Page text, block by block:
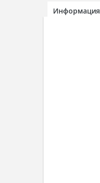
Информация